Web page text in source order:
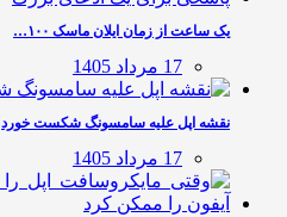
یک ساعت از زمان ایلان ماسک ۱۰۰…
17 مرداد 1405
نقشه اپل علیه سامسونگ شکست خورد
17 مرداد 1405